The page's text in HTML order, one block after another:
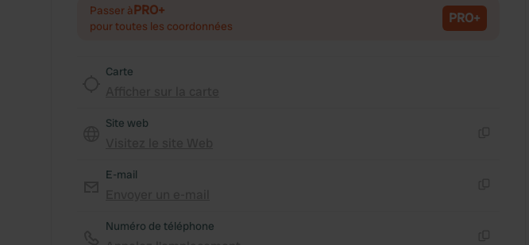
Passer àPRO+
pour toutes les coordonnées PRO+
Carte
Site web
E-mail
Numéro de téléphone